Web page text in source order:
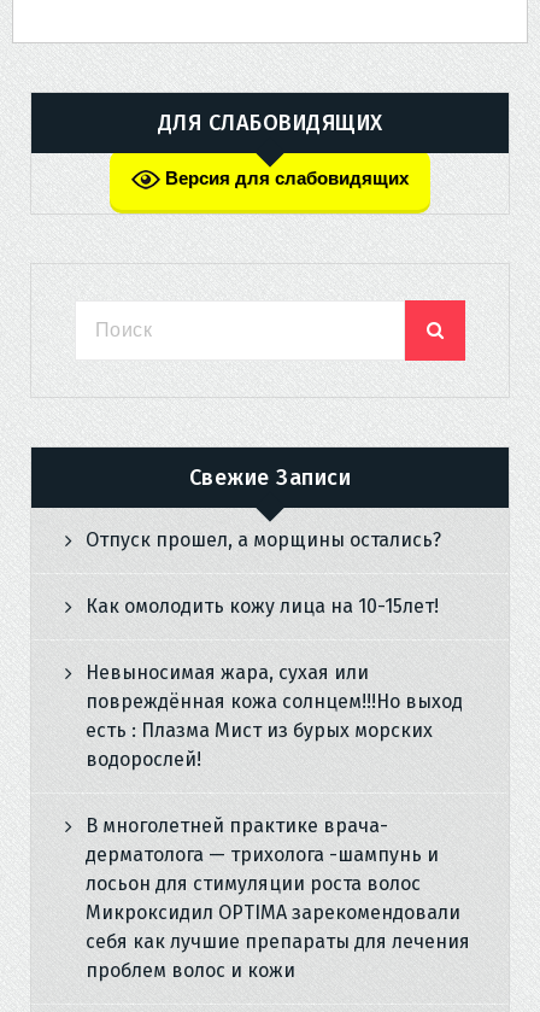
ДЛЯ СЛАБОВИДЯЩИХ
Версия для слабовидящих
Свежие Записи
Отпуск прошел, а морщины остались?
Как омолодить кожу лица на 10-15лет!
Невыносимая жара, сухая или
повреждённая кожа солнцем!!!Но выход
есть : Плазма Мист из бурых морских
водорослей!
В многолетней практике врача-
дерматолога — трихолога -шампунь и
лосьон для стимуляции роста волос
Микроксидил OPTIMA зарекомендовали
себя как лучшие препараты для лечения
проблем волос и кожи